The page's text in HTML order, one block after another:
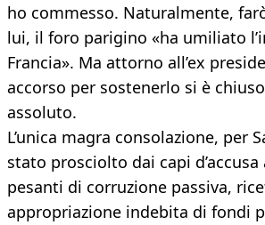
ho commesso. Naturalmente,
lui, il foro parigino «ha umiliato
Francia». Ma attorno all’ex
accorso per sostenerlo si è
assoluto.
L’unica magra consolazione, per
stato prosciolto dai capi
pesanti di corruzione passiva,
appropriazione indebita di fondi